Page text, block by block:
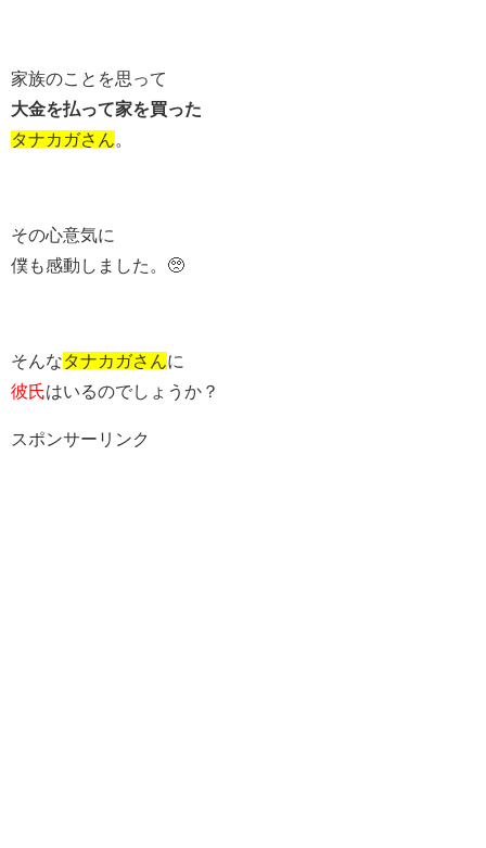
家族のことを思って
大金を払って家を買った
タナカガさん
その心意気に
僕も感動しました。🥺
そんなタナカガさん に
彼氏はいるのでしょうか？
スポンサーリンク